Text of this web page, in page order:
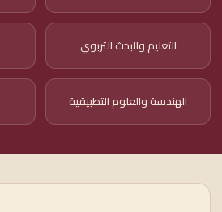
التعليم والبحث التربوي
الهندسة والعلوم التطبيقية